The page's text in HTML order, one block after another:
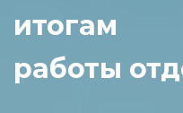
итогам
работы